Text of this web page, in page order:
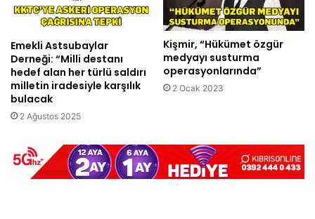
Emekli Astsubaylar
Derneği: “Milli destanı
hedef alan her türlü saldırı
milletin iradesiyle karşılık
bulacak
2 Ağustos 2025
Kişmir, “Hükümet özgür
medyayı susturma
operasyonlarında”
2 Ocak 2023